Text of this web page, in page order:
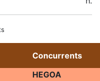
Concurrents
HEGOA